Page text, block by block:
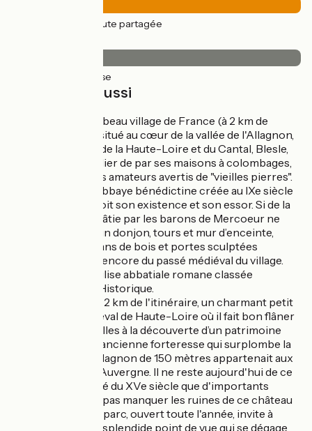
(100%) Route partagée
(100%) Lisse
À découvrir aussi
: plus beau village de France (à 2 km de
l'itinéraire), situé au cœur de la vallée de l'Allagnon,
aux confins de la Haute-Loire et du Cantal, Blesle,
village singulier de par ses maisons à colombages,
fait la joie des amateurs avertis de "vieilles pierres".
C’est à son abbaye bénédictine créée au IXe siècle
que Blesle doit son existence et son essor. Si de la
forteresse bâtie par les barons de Mercoeur ne
subsiste qu’un donjon, tours et mur d’enceinte,
maisons à pans de bois et portes sculptées
témoignent encore du passé médiéval du village.
Très belle église abbatiale romane classée
Monument Historique.
: à 2 km de l'itinéraire, un charmant petit
village médiéval de Haute-Loire où il fait bon flâner
dans ses ruelles à la découverte d’un patrimoine
très riche. L'ancienne forteresse qui surplombe la
rivière de l'Alagnon de 150 mètres appartenait aux
Dauphins d'Auvergne. Il ne reste aujourd'hui de ce
château privé du XVe siècle que d'importants
vestiges. Ne pas manquer les ruines de ce château
médiéval. Le parc, ouvert toute l'année, invite à
découvrir le splendide point de vue qui se dégage